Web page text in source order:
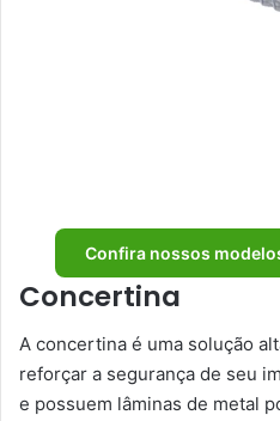
Confira nossos
Concertina
A concertina é uma solução
reforçar a segurança de seu
e possuem lâminas de metal